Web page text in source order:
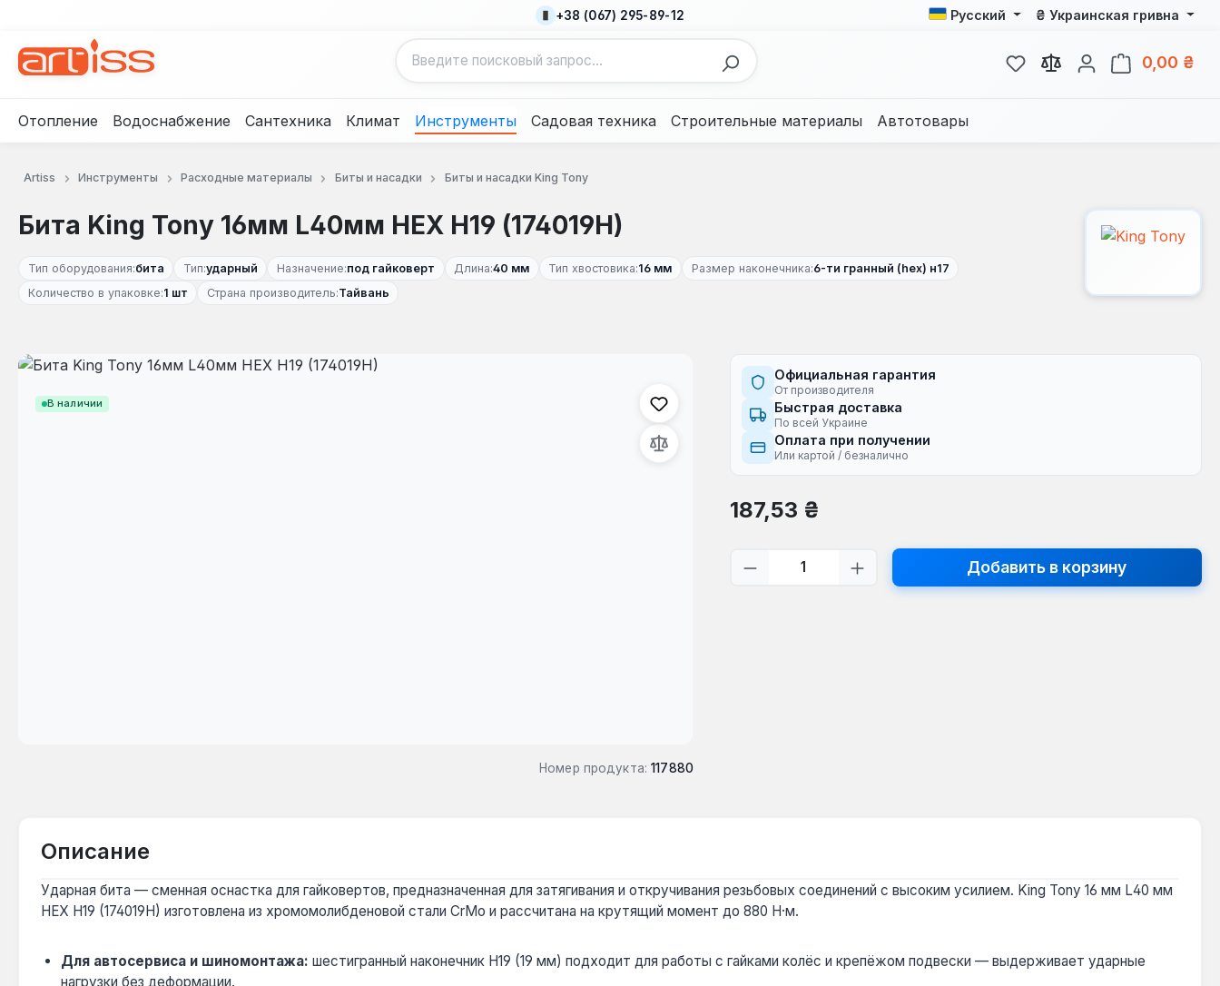
+38 (067) 295-89-12 Русский ₴ Украинская гривна
У вас есть товары из
0,00 ₴
Отопление Водоснабжение Сантехника Климат Инструменты Садовая техника Строительные материалы Автотовары
Artiss Инструменты Расходные материалы Биты и насадки Биты и насадки King Tony
Бита King Tony 16мм L40мм HEX H19 (174019H)
Тип оборудования:бита Тип:ударный Назначение:под гайковерт Длина:40 мм Тип хвостовика:16 мм Размер наконечника:6-ти гранный (hex) н17
Количество в упаковке:1 шт Страна производитель:Тайвань
В наличии
Пропустить галерею изображений
Номер продукта: 117880
Официальная гарантия
От производителя
Быстрая доставка
По всей Украине
Оплата при получении
Или картой / безналично
Обычная цена:
187,53 ₴
Количество продукта: введите желаемое
Добавить в корзину
Описание
Ударная бита — сменная оснастка для гайковертов, предназначенная для затягивания и откручивания резьбовых соединений с высоким усилием. King Tony 16 мм L40 мм
HEX H19 (174019H) изготовлена из хромомолибденовой стали CrMo и рассчитана на крутящий момент до 880 Н·м.
Для автосервиса и шиномонтажа: шестигранный наконечник H19 (19 мм) подходит для работы с гайками колёс и крепёжом подвески — выдерживает ударные
нагрузки без деформации.